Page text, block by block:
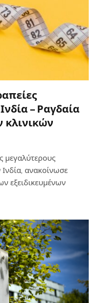
– Ραγδαία
κλινικών
μεγαλύτερους
ανακοίνωσε
εξειδικευμένων